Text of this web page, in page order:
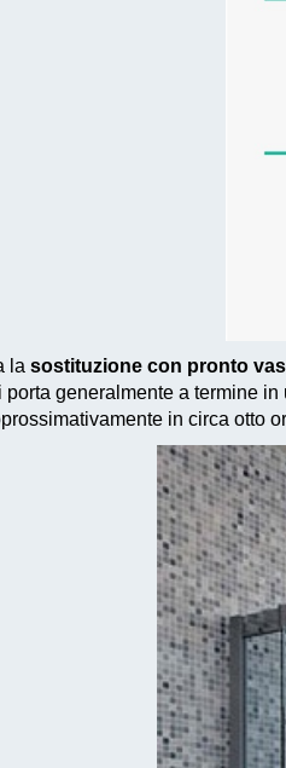
la sostituzione con pronto
generalmente a termine
in circa otto